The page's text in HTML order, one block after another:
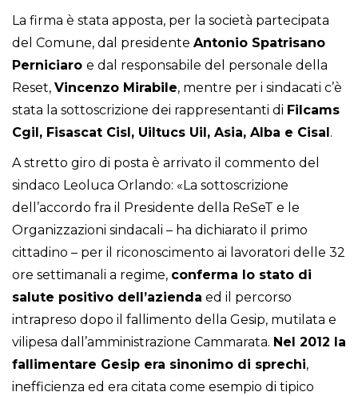
La firma è stata apposta, per la società partecipata
del Comune, dal presidente Antonio Spatrisano
Perniciaro e dal responsabile del personale della
Reset, Vincenzo Mirabile, mentre per i sindacati c’è
stata la sottoscrizione dei rappresentanti di Filcams
Cgil, Fisascat Cisl, Uiltucs Uil, Asia, Alba e Cisal.
A stretto giro di posta è arrivato il commento del
sindaco Leoluca Orlando: «La sottoscrizione
dell’accordo fra il Presidente della ReSeT e le
Organizzazioni sindacali – ha dichiarato il primo
cittadino – per il riconoscimento ai lavoratori delle 32
ore settimanali a regime, conferma lo stato di
salute positivo dell’azienda ed il percorso
intrapreso dopo il fallimento della Gesip, mutilata e
vilipesa dall’amministrazione Cammarata. Nel 2012 la
fallimentare Gesip era sinonimo di sprechi,
inefficienza ed era citata come esempio di tipico